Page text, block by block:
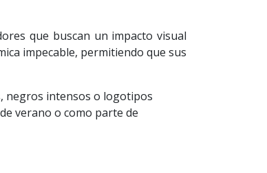
que buscan un impacto visual
impecable, permitiendo que sus
negros intensos o logotipos
verano o como parte de